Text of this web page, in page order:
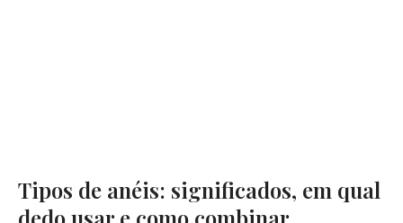
Tipos de anéis: significados, em qual